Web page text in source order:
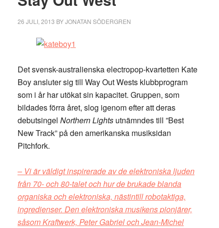
26 JULI, 2013 BYJONATAN SÖDERGREN
Det svensk-australienska electropop-kvartetten Kate
Boy ansluter sig till Way Out Wests klubbprogram
som i år har utökat sin kapacitet. Gruppen, som
bildades förra året, slog igenom efter att deras
debutsingel Northern Lightsutnämndes till ”Best
New Track” på den amerikanska musiksidan
Pitchfork.
– Vi är väldigt inspirerade av de elektroniska ljuden
från 70- och 80-talet och hur de brukade blanda
organiska och elektroniska, nästintill robotaktiga,
ingredienser. Den elektroniska musikens pionjärer,
såsom Kraftwerk, Peter Gabriel och Jean-Michel